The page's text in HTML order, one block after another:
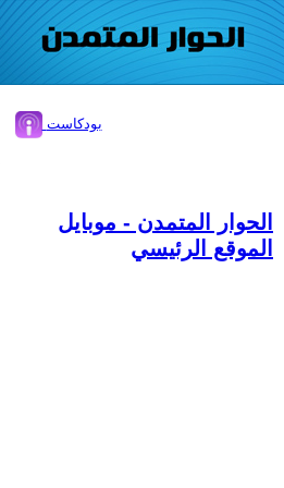
بودكاست
الحوار المتمدن - موبايل
الموقع الرئيسي